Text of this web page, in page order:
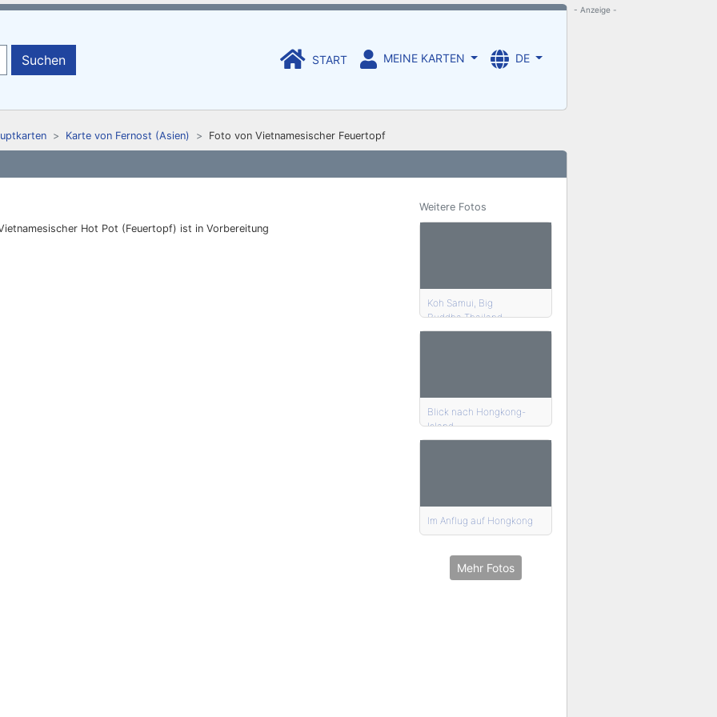
Suchen START MEINE KARTEN DE
Karte von Fernost (Asien) Foto von Vietnamesischer Feuertopf
Hot Pot (Feuertopf) ist in Vorbereitung
Weitere Fotos
Koh Samui, Big
Buddha,Thailand
Blick nach Hongkong-
Island
Im Anflug auf Hongkong
Mehr Fotos
- Anzeige -